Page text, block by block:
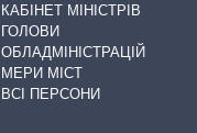
КАБІНЕТ МІНІСТРІВ
ГОЛОВИ
ОБЛАДМІНІСТРАЦІЙ
МЕРИ МІСТ
ВСІ ПЕРСОНИ